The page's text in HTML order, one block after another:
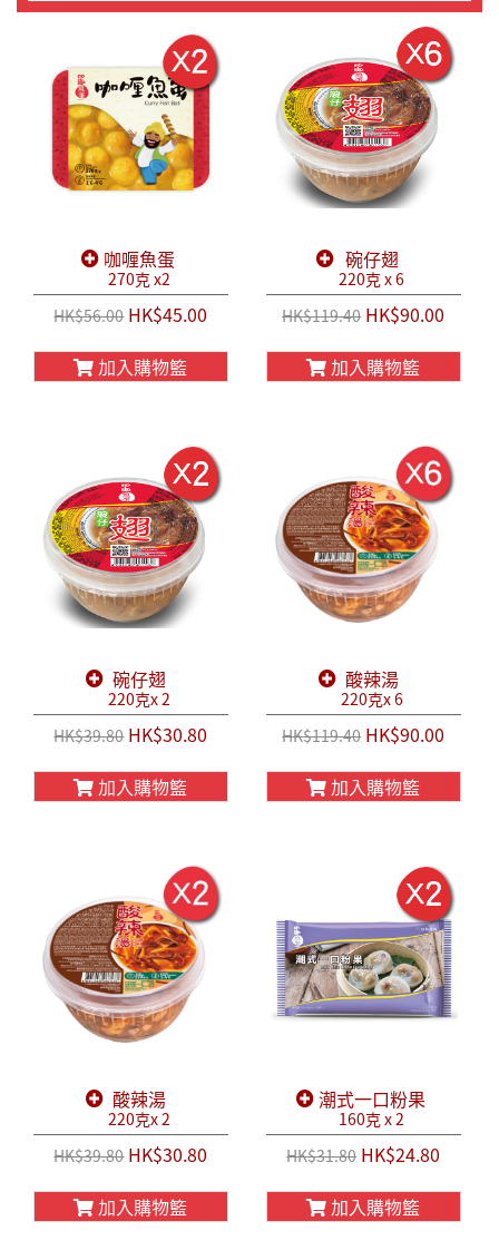
咖喱魚蛋
270克 x2
HK$56.00HK$45.00
加入購物籃
碗仔翅
220克 x 6
HK$119.40HK$90.00
加入購物籃
碗仔翅
220克x 2
HK$39.80HK$30.80
加入購物籃
酸辣湯
220克x 6
HK$119.40HK$90.00
加入購物籃
酸辣湯
220克x 2
HK$39.80HK$30.80
加入購物籃
潮式一口粉果
160克 x 2
HK$31.80HK$24.80
加入購物籃